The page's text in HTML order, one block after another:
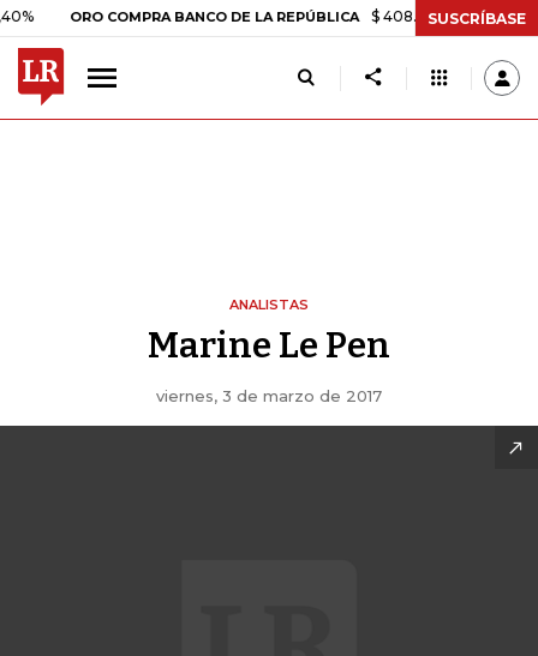
ORO COMPRA BANCO DE LA REPÚBLICA $ 408.498,97 +$ 8.753,81
SUSCRÍBASE
ANALISTAS
Marine Le Pen
viernes, 3 de marzo de 2017